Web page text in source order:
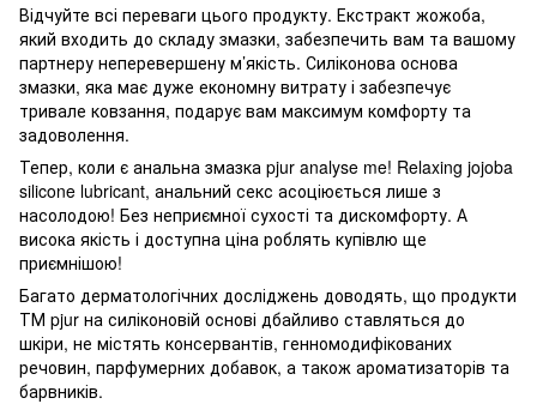
Відчуйте всі переваги цього продукту. Екстракт жожоба,
який входить до складу змазки, забезпечить вам та вашому
партнеру неперевершену м’якість. Силіконова основа
змазки, яка має дуже економну витрату і забезпечує
тривале ковзання, подарує вам максимум комфорту та
задоволення.
Тепер, коли є анальна змазка pjur analyse me! Relaxing jojoba
silicone lubricant, анальний секс асоціюється лише з
насолодою! Без неприємної сухості та дискомфорту. А
висока якість і доступна ціна роблять купівлю ще
приємнішою!
Багато дерматологічних досліджень доводять, що продукти
ТМ pjur на силіконовій основі дбайливо ставляться до
шкіри, не містять консервантів, генномодифікованих
речовин, парфумерних добавок, а також ароматизаторів та
барвників.